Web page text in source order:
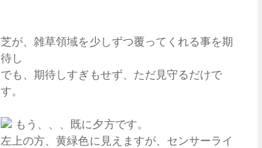
芝が、雑草領域を少しずつ覆ってくれる事を期
待し
でも、期待しすぎもせず、ただ見守るだけで
す。
もう、、、既に夕方です。
左上の方、黄緑色に見えますが、センサーライ